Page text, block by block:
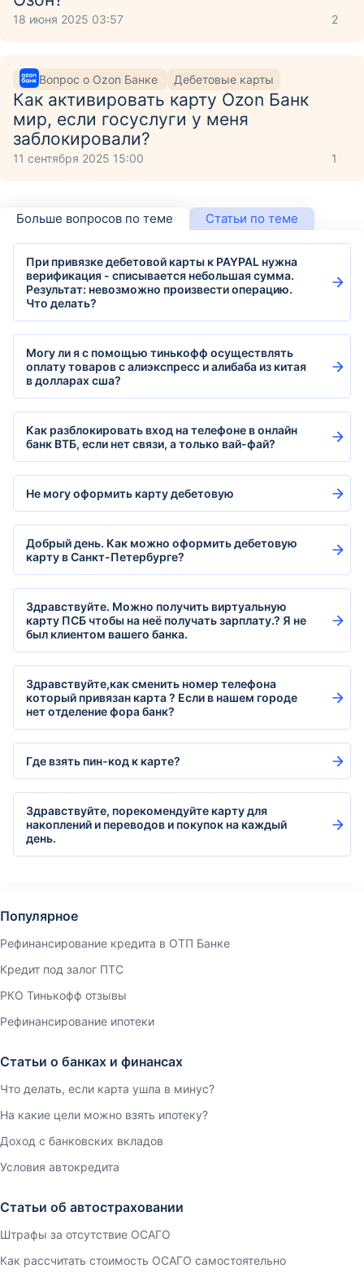
18 июня 2025 03:57 2
Вопрос о Ozon Банке Дебетовые карты
Как активировать карту Ozon Банк
мир, если госуслуги у меня
заблокировали?
11 сентября 2025 15:00 1
Больше вопросов по теме Статьи по теме
При привязке дебетовой карты к PAYPAL нужна
верификация - списывается небольшая сумма.
Результат: невозможно произвести операцию.
Что делать?
Могу ли я с помощью тинькофф осуществлять
оплату товаров с алиэкспресс и алибаба из китая
в долларах сша?
Как разблокировать вход на телефоне в онлайн
банк ВТБ, если нет связи, а только вай-фай?
Не могу оформить карту дебетовую
Добрый день. Как можно оформить дебетовую
карту в Санкт-Петербурге?
Здравствуйте. Можно получить виртуальную
карту ПСБ чтобы на неё получать зарплату.? Я не
был клиентом вашего банка.
Здравствуйте,как сменить номер телефона
который привязан карта ? Если в нашем городе
нет отделение фора банк?
Где взять пин-код к карте?
Здравствуйте, порекомендуйте карту для
накоплений и переводов и покупок на каждый
день.
Популярное
Рефинансирование кредита в ОТП Банке
Кредит под залог ПТС
РКО Тинькофф отзывы
Рефинансирование ипотеки
Статьи о банках и финансах
Что делать, если карта ушла в минус?
На какие цели можно взять ипотеку?
Доход с банковских вкладов
Условия автокредита
Статьи об автостраховании
Штрафы за отсутствие ОСАГО
Как рассчитать стоимость ОСАГО самостоятельно